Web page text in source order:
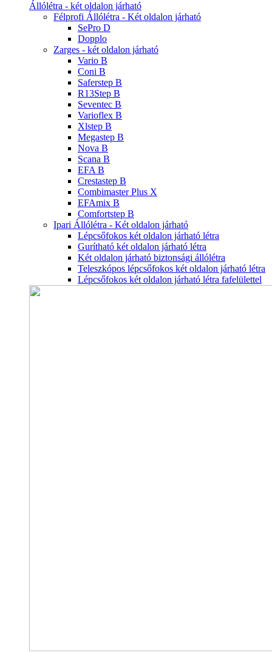
Állólétra - két oldalon járható
Félprofi Állólétra - Két oldalon járható
SePro D
Dopplo
Zarges - két oldalon járható
Vario B
Coni B
Saferstep B
R13Step B
Seventec B
Varioflex B
Xlstep B
Megastep B
Nova B
Scana B
EFA B
Crestastep B
Combimaster Plus X
EFAmix B
Comfortstep B
Ipari Állólétra - Két oldalon járható
Lépcsőfokos két oldalon járható létra
Gurítható két oldalon járható létra
Két oldalon járható biztonsági állólétra
Teleszkópos lépcsőfokos két oldalon járható létra
Lépcsőfokos két oldalon járható létra fafelülettel